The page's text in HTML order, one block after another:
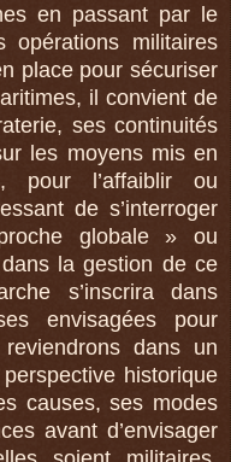
en passant par le
militaires
place pour sécuriser
il convient de
ses continuités
les moyens mis en
pour l’affaiblir ou
de s’interroger
globale » ou
la gestion de ce
s’inscrira dans
envisagées pour
dans un
historique
causes, ses modes
avant d’envisager